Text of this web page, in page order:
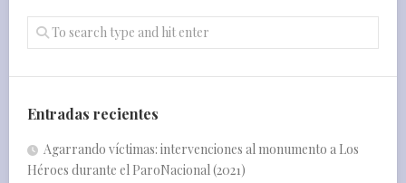
Entradas recientes
Agarrando víctimas: intervenciones al monumento a Los
Héroes durante el ParoNacional (2021)